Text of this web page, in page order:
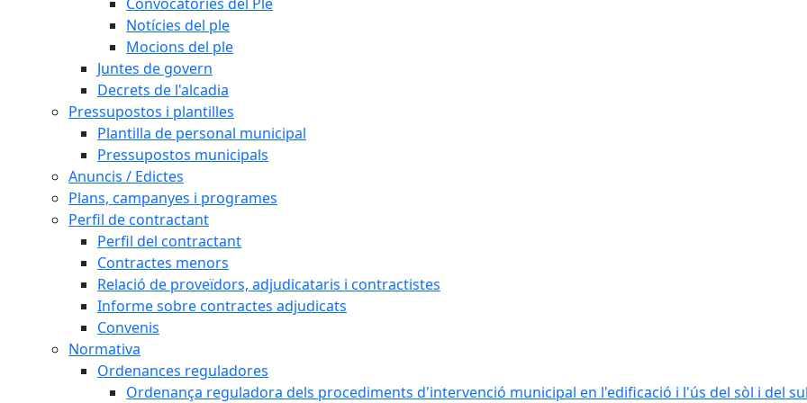
Notícies del ple
Mocions del ple
Juntes de govern
Decrets de l'alcadia
Pressupostos i plantilles
Plantilla de personal municipal
Pressupostos municipals
Anuncis / Edictes
Plans, campanyes i programes
Perfil de contractant
Perfil del contractant
Contractes menors
Relació de proveïdors, adjudicataris i contractistes
Informe sobre contractes adjudicats
Convenis
Normativa
Ordenances reguladores
Ordenança reguladora dels procediments d'intervenció municipal en l'edificació i l'ús del sòl i del